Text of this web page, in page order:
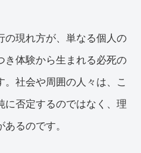
の現れ方が、単なる個人の
き体験から生まれる必死の
社会や周囲の人々は、こ
に否定するのではなく、理
るのです。